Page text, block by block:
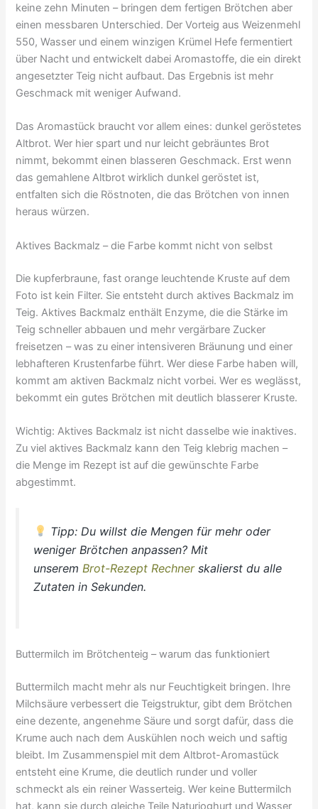
keine zehn Minuten – bringen dem fertigen Brötchen aber
einen messbaren Unterschied. Der Vorteig aus Weizenmehl
550, Wasser und einem winzigen Krümel Hefe fermentiert
über Nacht und entwickelt dabei Aromastoffe, die ein direkt
angesetzter Teig nicht aufbaut. Das Ergebnis ist mehr
Geschmack mit weniger Aufwand.
Das Aromastück braucht vor allem eines: dunkel geröstetes
Altbrot. Wer hier spart und nur leicht gebräuntes Brot
nimmt, bekommt einen blasseren Geschmack. Erst wenn
das gemahlene Altbrot wirklich dunkel geröstet ist,
entfalten sich die Röstnoten, die das Brötchen von innen
heraus würzen.
Aktives Backmalz – die Farbe kommt nicht von selbst
Die kupferbraune, fast orange leuchtende Kruste auf dem
Foto ist kein Filter. Sie entsteht durch aktives Backmalz im
Teig. Aktives Backmalz enthält Enzyme, die die Stärke im
Teig schneller abbauen und mehr vergärbare Zucker
freisetzen – was zu einer intensiveren Bräunung und einer
lebhafteren Krustenfarbe führt. Wer diese Farbe haben will,
kommt am aktiven Backmalz nicht vorbei. Wer es weglässt,
bekommt ein gutes Brötchen mit deutlich blasserer Kruste.
Wichtig: Aktives Backmalz ist nicht dasselbe wie inaktives.
Zu viel aktives Backmalz kann den Teig klebrig machen –
die Menge im Rezept ist auf die gewünschte Farbe
abgestimmt.
Tipp: Du willst die Mengen für mehr oder
weniger Brötchen anpassen? Mit
unserem Brot-Rezept Rechnerskalierst du alle
Zutaten in Sekunden.
Buttermilch im Brötchenteig – warum das funktioniert
Buttermilch macht mehr als nur Feuchtigkeit bringen. Ihre
Milchsäure verbessert die Teigstruktur, gibt dem Brötchen
eine dezente, angenehme Säure und sorgt dafür, dass die
Krume auch nach dem Auskühlen noch weich und saftig
bleibt. Im Zusammenspiel mit dem Altbrot-Aromastück
entsteht eine Krume, die deutlich runder und voller
schmeckt als ein reiner Wasserteig. Wer keine Buttermilch
hat, kann sie durch gleiche Teile Naturjoghurt und Wasser